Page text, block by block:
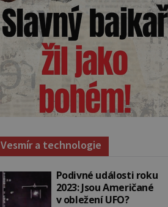
Vesmír a technologie
Podivné události roku
2023: Jsou Američané
v obležení UFO?